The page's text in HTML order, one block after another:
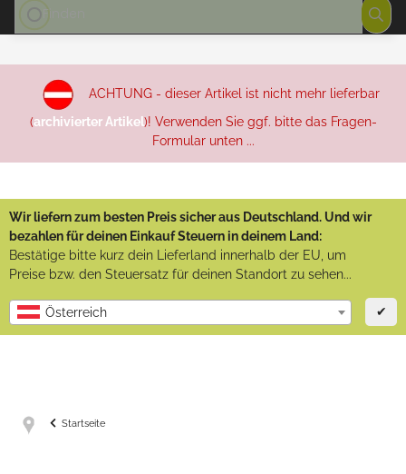
ACHTUNG - dieser Artikel ist nicht mehr lieferbar
(archivierter Artikel)! Verwenden Sie ggf. bitte das Fragen-
Formular unten ...
Wir liefern zum besten Preis sicher aus Deutschland. Und wir
bezahlen für deinen Einkauf Steuern in deinem Land:
Bestätige bitte kurz dein Lieferland innerhalb der EU, um
Preise bzw. den Steuersatz für deinen Standort zu sehen...
Österreich ✔
Startseite